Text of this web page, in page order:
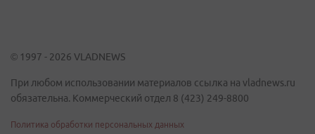
© 1997 - 2026 VLADNEWS
При любом использовании материалов ссылка на vladnews.ru
обязательна. Коммерческий отдел 8 (423) 249-8800
Политика обработки персональных данных